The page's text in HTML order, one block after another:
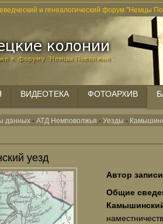
и генеалогический форум "Немцы
ВИДЕОТЕКА ФОТОАРХИВ
данных-АТД Немповолжья -Уезды -
уезд
Автор
Общие